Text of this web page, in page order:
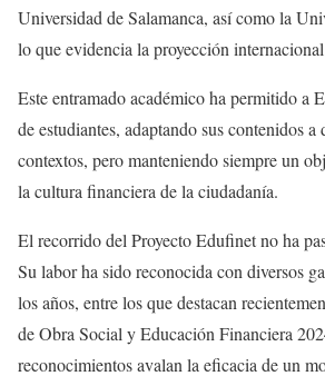
Universidad de Salamanca, así como la
lo que evidencia la proyección
Este entramado académico ha permitido a
de estudiantes, adaptando sus contenidos
contextos, pero manteniendo siempre un
la cultura financiera de la ciudadanía.
El recorrido del Proyecto Edufinet no ha
Su labor ha sido reconocida con diversos
los años, entre los que destacan
de Obra Social y Educación Financiera
reconocimientos avalan la eficacia de un